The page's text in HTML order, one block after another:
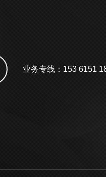
业务专线：153 6151